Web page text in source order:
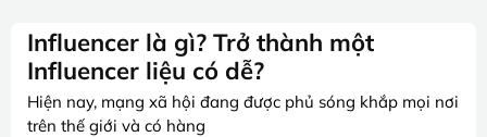
Influencer là gì? Trở thành một
Influencer liệu có dễ?
Hiện nay, mạng xã hội đang được phủ sóng khắp mọi nơi
trên thế giới và có hàng